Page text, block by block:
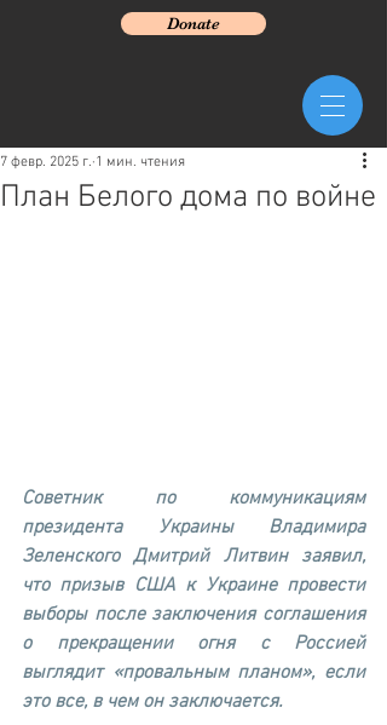
Donate
План Белого дома по войне
7 февр. 2025 г. 1 мин. чтения
Советник по коммуникациям
президента Украины Владимира
Зеленского Дмитрий Литвин заявил,
что призыв США к Украине провести
выборы после заключения соглашения
о прекращении огня с Россией
выглядит «провальным планом», если
это все, в чем он заключается.